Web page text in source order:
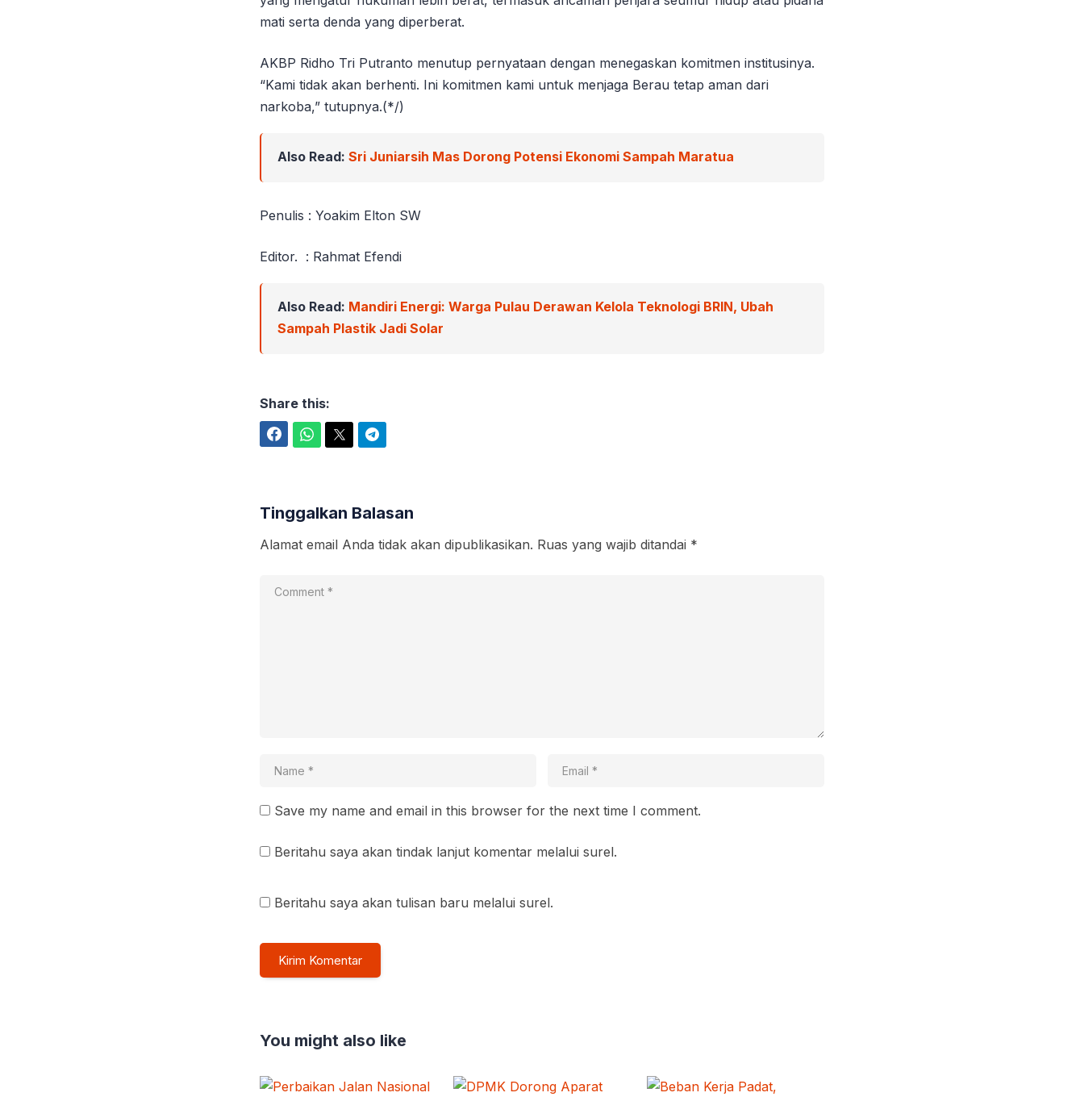
mati serta denda yang diperberat.
AKBP Ridho Tri Putranto menutup pernyataan dengan menegaskan komitmen institusinya.
“Kami tidak akan berhenti. Ini komitmen kami untuk menjaga Berau tetap aman dari
narkoba,” tutupnya.(*/)
Also Read: Sri Juniarsih Mas Dorong Potensi Ekonomi Sampah Maratua
Penulis : Yoakim Elton SW
Editor. : Rahmat Efendi
Also Read: Mandiri Energi: Warga Pulau Derawan Kelola Teknologi BRIN, Ubah
Sampah Plastik Jadi Solar
Share this:
Tinggalkan Balasan
Alamat email Anda tidak akan dipublikasikan. Ruas yang wajib ditandai *
Save my name and email in this browser for the next time I comment.
Beritahu saya akan tindak lanjut komentar melalui surel.
Beritahu saya akan tulisan baru melalui surel.
You might also like